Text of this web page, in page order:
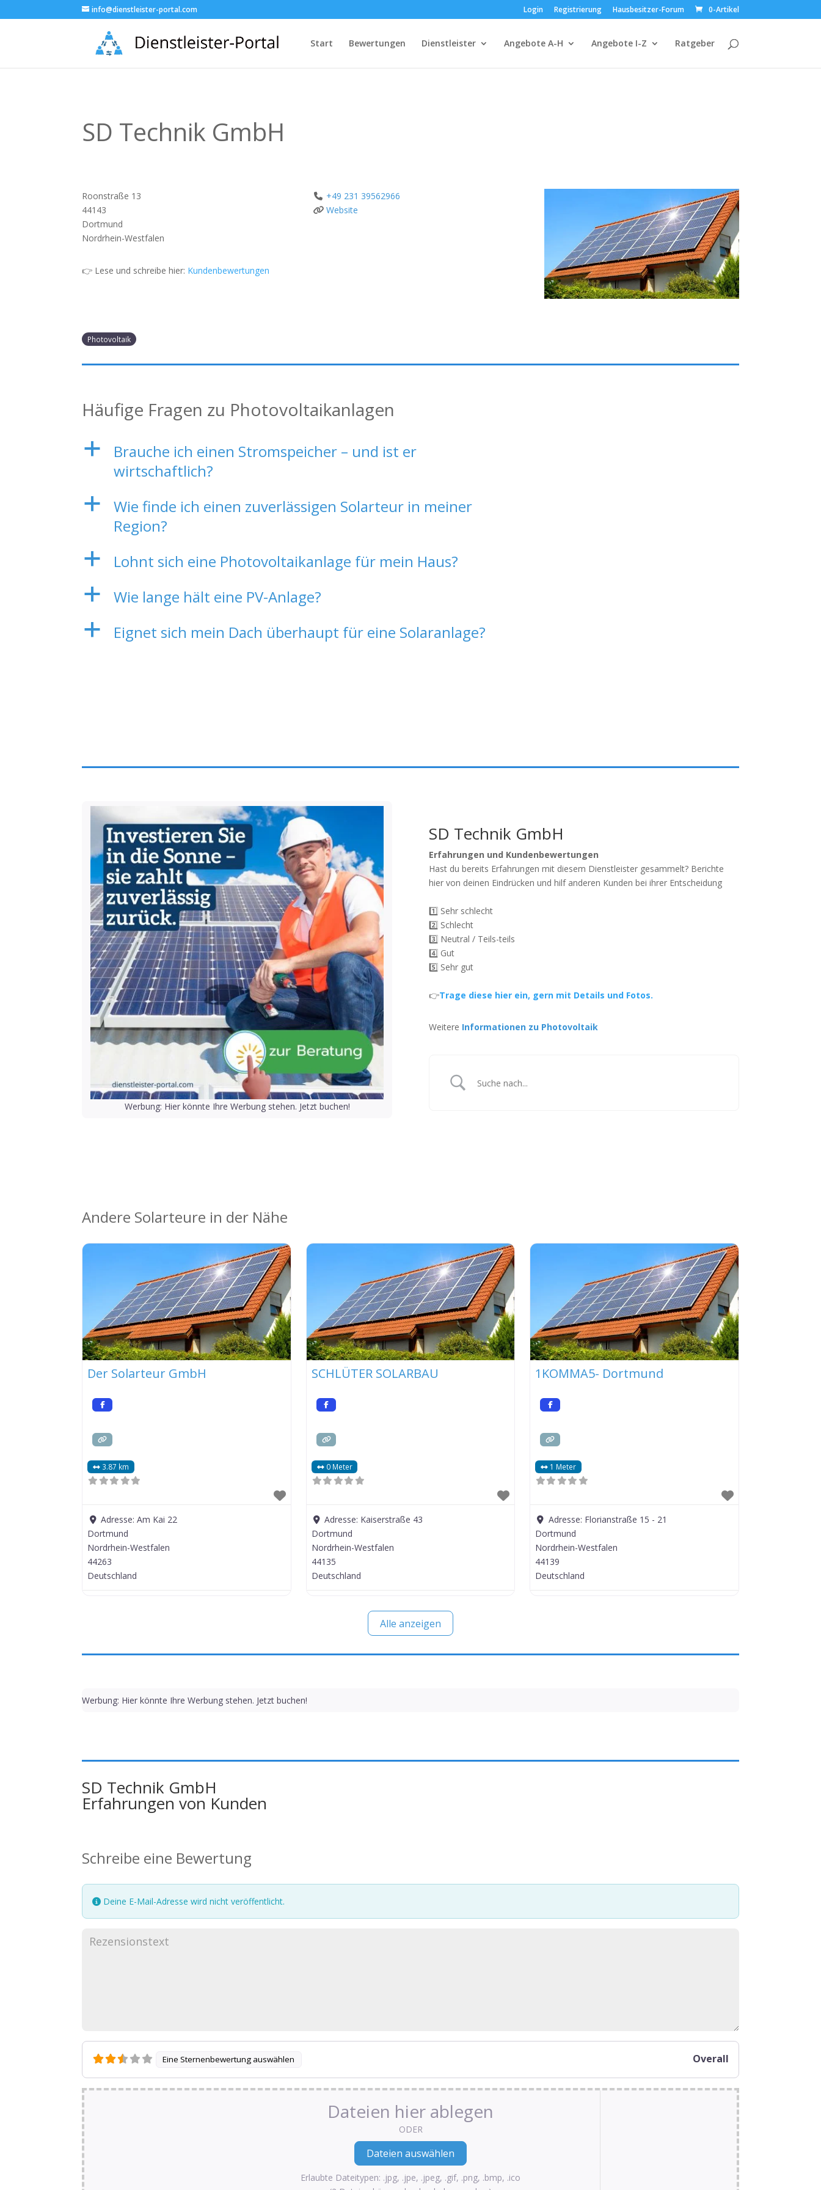
info@dienstleister-portal.com Login Registrierung Hausbesitzer-Forum 0-Artikel
Start Bewertungen Dienstleister Angebote A-H Angebote I-Z Ratgeber
SD Technik GmbH
Roonstraße 13
44143
Dortmund
Nordrhein-Westfalen
👉 Lese und schreibe hier: Kundenbewertungen
+49 231 39562966
Website
Photovoltaik
Häufige Fragen zu Photovoltaikanlagen
a
Brauche ich einen Stromspeicher – und ist er
wirtschaftlich?
a
Wie finde ich einen zuverlässigen Solarteur in meiner
Region?
a Lohnt sich eine Photovoltaikanlage für mein Haus?
a Wie lange hält eine PV-Anlage?
a Eignet sich mein Dach überhaupt für eine Solaranlage?
Werbung: Hier könnte Ihre Werbung stehen. Jetzt buchen!
SD Technik GmbH
Erfahrungen und Kundenbewertungen
Hast du bereits Erfahrungen mit diesem Dienstleister gesammelt? Berichte
hier von deinen Eindrücken und hilf anderen Kunden bei ihrer Entscheidung
1️⃣ Sehr schlecht
2️⃣ Schlecht
3️⃣ Neutral / Teils-teils
4️⃣ Gut
5️⃣ Sehr gut
👉Trage diese hier ein, gern mit Details und Fotos.
Weitere Informationen zu Photovoltaik
Andere Solarteure in der Nähe
Der Solarteur GmbH
3.87 km
Adresse: Am Kai 22
Dortmund
Nordrhein-Westfalen
44263
Deutschland
SCHLÜTER SOLARBAU
0 Meter
Adresse: Kaiserstraße 43
Dortmund
Nordrhein-Westfalen
44135
Deutschland
1KOMMA5- Dortmund
1 Meter
Adresse: Florianstraße 15 - 21
Dortmund
Nordrhein-Westfalen
44139
Deutschland
Alle anzeigen
Werbung: Hier könnte Ihre Werbung stehen. Jetzt buchen!
SD Technik GmbH
Erfahrungen von Kunden
Schreibe eine Bewertung
Deine E-Mail-Adresse wird nicht veröffentlicht.
Eine Sternenbewertung auswählen Overall
Dateien hier ablegen
ODER
Erlaubte Dateitypen: .jpg, .jpe, .jpeg, .gif, .png, .bmp, .ico